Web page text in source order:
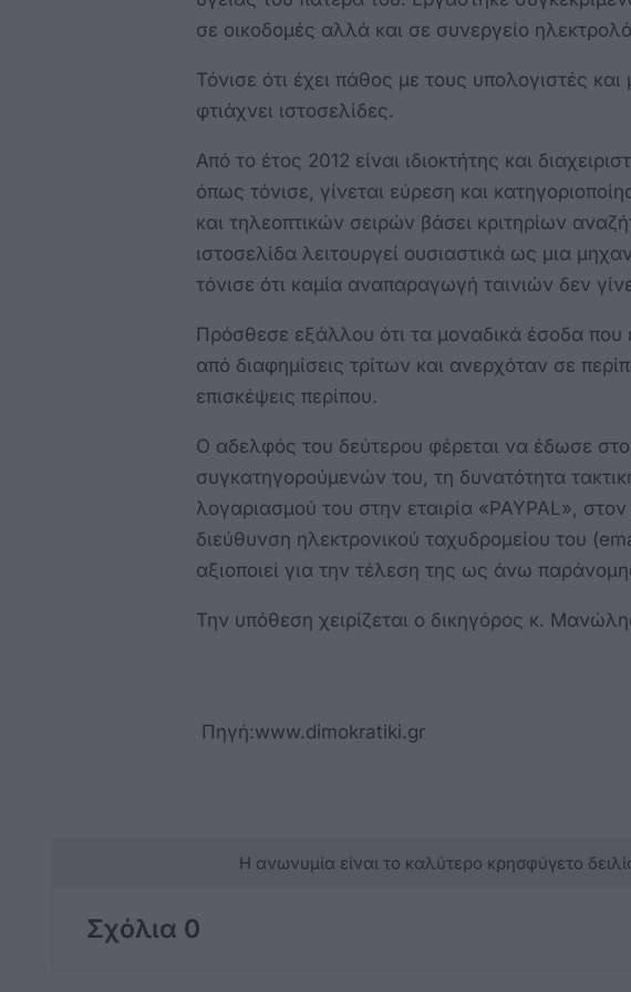
σε οικοδομές αλλά και σε συνεργείο
Τόνισε ότι έχει πάθος με τους υπολογιστές
φτιάχνει ιστοσελίδες.
Από το έτος 2012 είναι ιδιοκτήτης και
όπως τόνισε, γίνεται εύρεση και
και τηλεοπτικών σειρών βάσει κριτηρίων
ιστοσελίδα λειτουργεί ουσιαστικά ως μια
τόνισε ότι καμία αναπαραγωγή ταινιών δεν
Πρόσθεσε εξάλλου ότι τα μοναδικά έσοδα που
από διαφημίσεις τρίτων και ανερχόταν σε
επισκέψεις περίπου.
Ο αδελφός του δεύτερου φέρεται να έδωσε
συγκατηγορούμενών του, τη δυνατότητα
λογαριασμού του στην εταιρία «PAYPAL», στον
διεύθυνση ηλεκτρονικού ταχυδρομείου του
αξιοποιεί για την τέλεση της ως άνω
Την υπόθεση χειρίζεται ο δικηγόρος κ.
Πηγή:www.dimokratiki.gr
Η ανωνυμία είναι το καλύτερο κρησφύγετο
Σχόλια 0